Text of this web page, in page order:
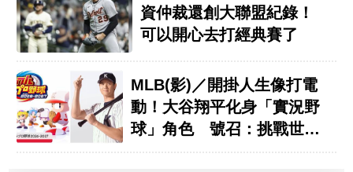
資仲裁還創大聯盟紀錄！
可以開心去打經典賽了
MLB(影)／開掛人生像打電
動！大谷翔平化身「實況野
球」角色 號召：挑戰世界